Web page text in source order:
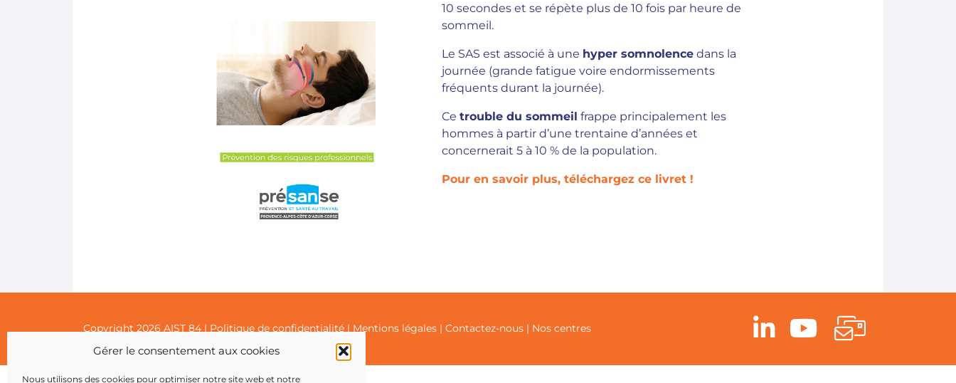
Gérer le consentement aux cookies
Nous utilisons des cookies pour optimiser notre site web et notre
10 secondes et se répète plus de 10 fois par heure de
sommeil.
Le SAS est associé à une hyper somnolencedans la
journée (grande fatigue voire endormissements
fréquents durant la journée).
Ce trouble du sommeil frappe principalement les
hommes à partir d’une trentaine d’années et
concernerait 5 à 10 % de la population.
Pour en savoir plus, téléchargez ce livret !
Copyright 2026 AIST 84 | Politique de confidentialité | Mentions légales | Contactez-nous | Nos centres